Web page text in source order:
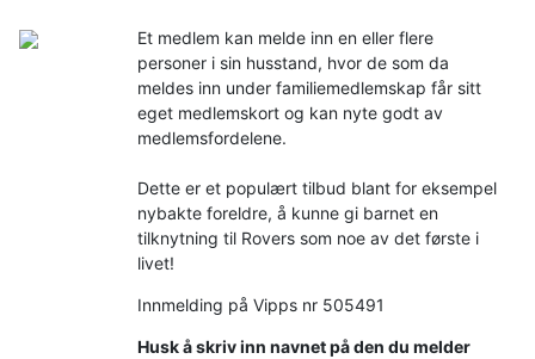
Et medlem kan melde inn en eller flere
personer i sin husstand, hvor de som da
meldes inn under familiemedlemskap får sitt
eget medlemskort og kan nyte godt av
medlemsfordelene.
Dette er et populært tilbud blant for eksempel
nybakte foreldre, å kunne gi barnet en
tilknytning til Rovers som noe av det første i
livet!
Innmelding på Vipps nr 505491
Husk å skriv inn navnet på den du melder